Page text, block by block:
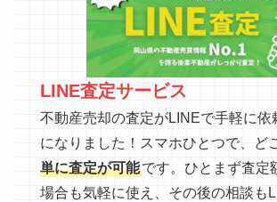
LINE査定サービス
不動産売却の査定がLINEで手軽に依
になりました！スマホひとつで、ど
単に査定が可能です。ひとまず査定
場合も気軽に使え、その後の相談も